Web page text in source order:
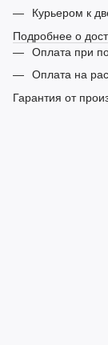
Курьером к
Подробнее о
Оплата при
Оплата на
Гарантия от